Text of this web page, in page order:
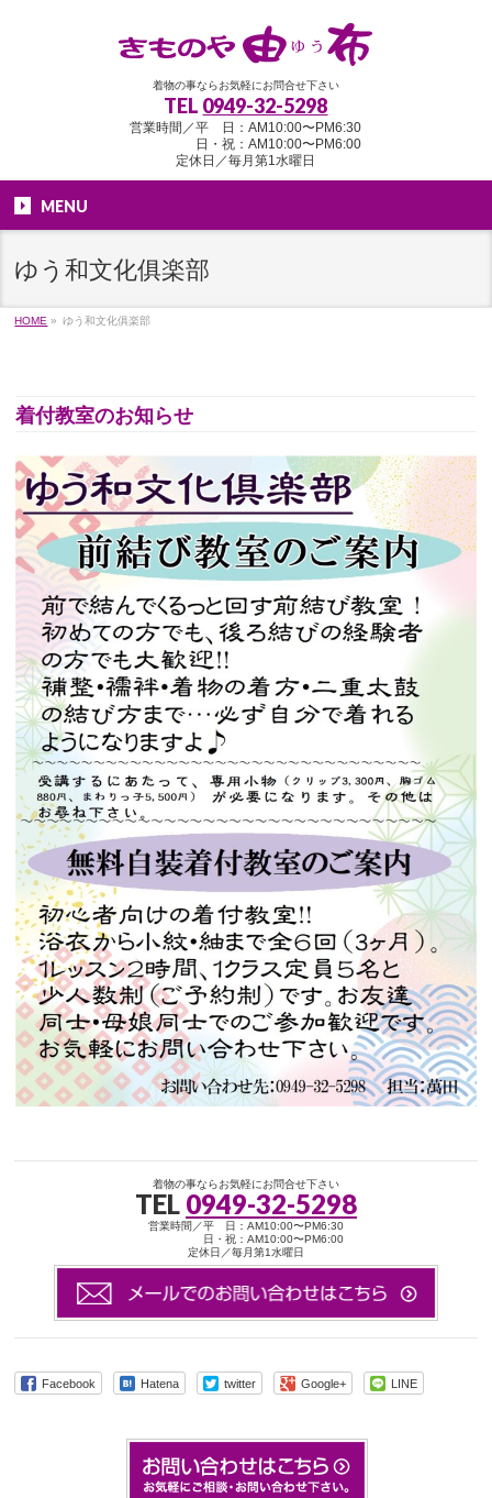
着物の事ならお気軽にお問合せ下さい
TEL 0949-32-5298
営業時間／平 日：AM10:00〜PM6:30
日・祝：AM10:00〜PM6:00
定休日／毎月第1水曜日
MENU
ゆう和文化俱楽部
HOME » ゆう和文化俱楽部
着付教室のお知らせ
着物の事ならお気軽にお問合せ下さい
TEL 0949-32-5298
営業時間／平 日：AM10:00〜PM6:30
日・祝：AM10:00〜PM6:00
定休日／毎月第1水曜日
Facebook Hatena twitter Google+ LINE